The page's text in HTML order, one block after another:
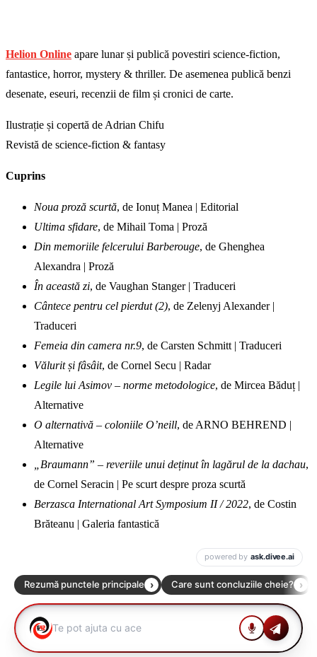
Helion Online apare lunar și publică povestiri science-fiction,
fantastice, horror, mystery & thriller. De asemenea publică benzi
desenate, eseuri, recenzii de film și cronici de carte.
Ilustrație și copertă de Adrian Chifu
Revistă de science-fiction & fantasy
Cuprins
Noua proză scurtă, de Ionuț Manea | Editorial
Ultima sfidare, de Mihail Toma | Proză
Din memoriile felcerului Barberouge, de Ghenghea
Alexandra | Proză
În această zi, de Vaughan Stanger | Traduceri
Cântece pentru cel pierdut (2), de Zelenyj Alexander |
Traduceri
Femeia din camera nr.9, de Carsten Schmitt | Traduceri
Vălurit și fâsâit, de Cornel Secu | Radar
Legile lui Asimov – norme metodologice, de Mircea Băduț |
Alternative
O alternativă – coloniile O’neill, de ARNO BEHREND |
Alternative
„Braumann” – reveriile unui deținut în lagărul de la dachau,
de Cornel Seracin | Pe scurt despre proza scurtă
Berzasca International Art Symposium II / 2022, de Costin
Brăteanu | Galeria fantastică